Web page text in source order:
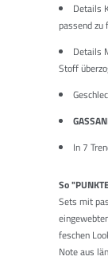
Details
passend zu
Details
Stoff
In 7
So
Sets mit
feschen
Note aus